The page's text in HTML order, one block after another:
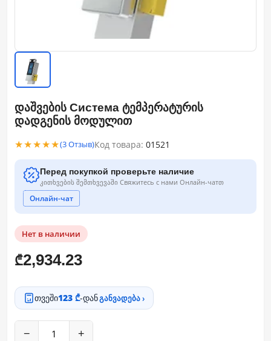
დაშვების Система ტემპერატურის
დადგენის მოდულით
★★★★★(3 Отзыв)Код товара: 01521
Перед покупкой проверьте наличие
კითხვების შემთხვევაში Свяжитесь с нами Онлайн-чатთ
Онлайн-чат
Нет в наличии
₾2,934.23
თვეში123 ₾-დანგანვადება ›
− +